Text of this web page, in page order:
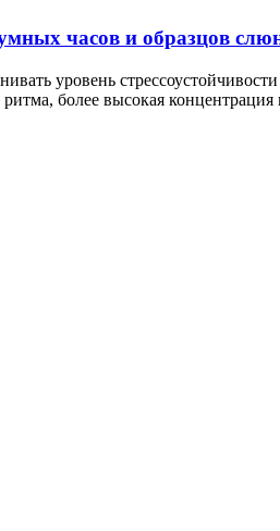
часов и образцов
уровень
более высокая